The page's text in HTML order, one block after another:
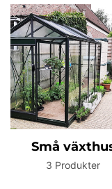
Små
3 Produkter